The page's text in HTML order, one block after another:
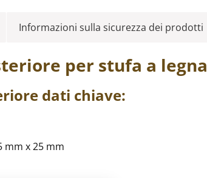
Informazioni sulla sicurezza dei prodotti
per stufa a legna
dati chiave:
mm x 25 mm